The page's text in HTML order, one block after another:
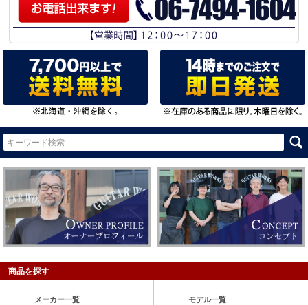
商品を探す
メーカー一覧 モデル一覧